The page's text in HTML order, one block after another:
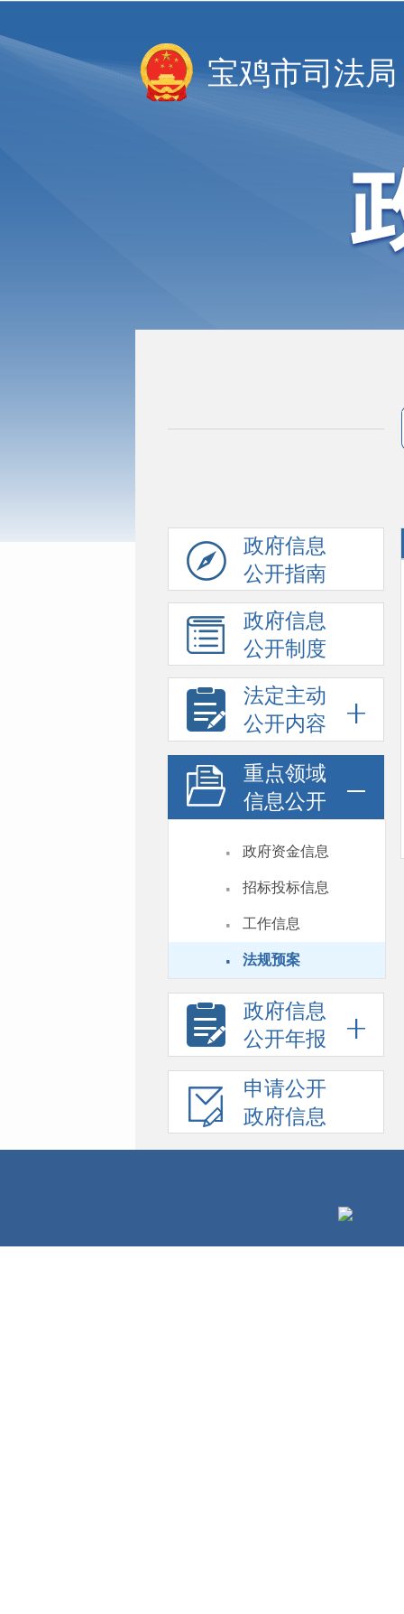
宝鸡市司法局
政府信息
公开指南
政府信息
公开制度
法定主动
公开内容
重点领域
信息公开
· 政府资金信息
· 招标投标信息
· 工作信息
· 法规预案
政府信息
公开年报
申请公开
政府信息